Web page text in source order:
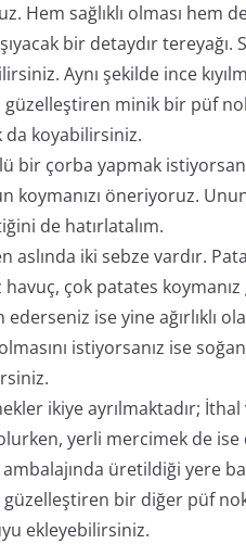
Hem sağlıklı olması hem
bir detaydır tereyağı.
Aynı şekilde ince
güzelleştiren minik bir püf
da koyabilirsiniz.
bir çorba yapmak
koymanızı öneriyoruz.
de hatırlatalım.
aslında iki sebze vardır.
havuç, çok patates
ise yine ağırlıklı
istiyorsanız ise
ikiye ayrılmaktadır;
yerli mercimek de ise
üretildiği yere
güzelleştiren bir diğer püf
ekleyebilirsiniz.